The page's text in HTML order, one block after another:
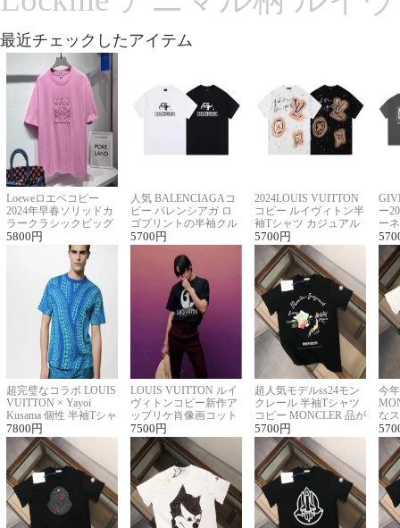
最近チェックしたアイテム
Loeweロエベコピー
2024年早春ソリッドカ
ラークラシックビッグ
ロゴ刺繍Tシャツ
5800 円
人気 BALENCIAGAコ
ピー バレンシアガ ロ
ゴプリントの半袖クル
ーネックTシャツ
5700 円
2024LOUIS VUITTON
コピー ルイヴィトン半
袖Tシャツ カジュアル
に馴染む 2色展開
5700 円
ー
ー
ー
超完璧なコラボ LOUIS
VUITTON × Yayoi
Kusama 個性 半袖Tシャ
ツコピー男女兼用
7800 円
LOUIS VUITTON ルイ
ヴィトンコピー新作ア
ップリケ肖像画コット
ンニット半袖Tシャツ
7500 円
超人気モデルss24モン
クレール 半袖Tシャツ
コピー MONCLER 品が
良く見た目
5700 円
今
な
ル